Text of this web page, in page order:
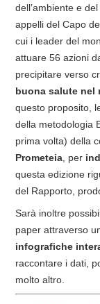
dell’ambiente e
appelli del Capo
cui i leader del
attuare 56 azioni
precipitare verso
buona salute nel
questo proposito,
della metodologia
prima volta) della
Prometeia , per
questa edizione
del Rapporto,
Sarà inoltre
paper attraverso
infografiche
raccontare i dati,
molto altro.